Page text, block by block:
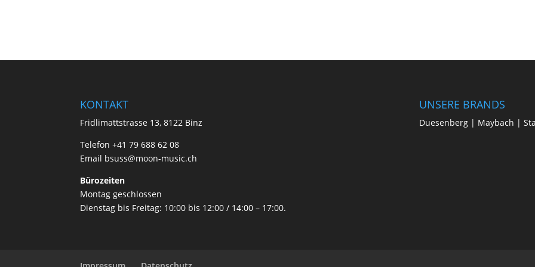
KONTAKT
Fridlimattstrasse 13, 8122 Binz
Telefon +41 79 688 62 08
Email bsuss@moon-music.ch
Bürozeiten
Montag geschlossen
Dienstag bis Freitag: 10:00 bis 12:00 / 14:00 – 17:00.
UNSERE BRANDS
Duesenberg | Maybach |